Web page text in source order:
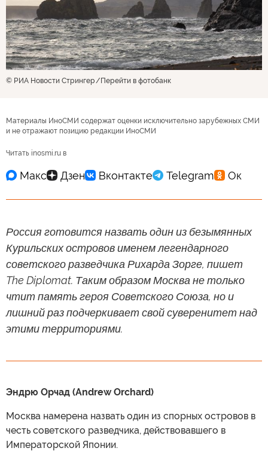
© РИА Новости Стрингер Перейти в фотобанк
Материалы ИноСМИ содержат оценки исключительно зарубежных СМИ
и не отражают позицию редакции ИноСМИ
Читать inosmi.ru в
Россия готовится назвать один из безымянных
Курильских островов именем легендарного
советского разведчика Рихарда Зорге, пишет
The Diplomat. Таким образом Москва не только
чтит память героя Советского Союза, но и
лишний раз подчеркивает свой суверенитет над
этими территориями.
Эндрю Орчад (Andrew Orchard)
Москва намерена назвать один из спорных островов в
честь советского разведчика, действовавшего в
Императорской Японии.